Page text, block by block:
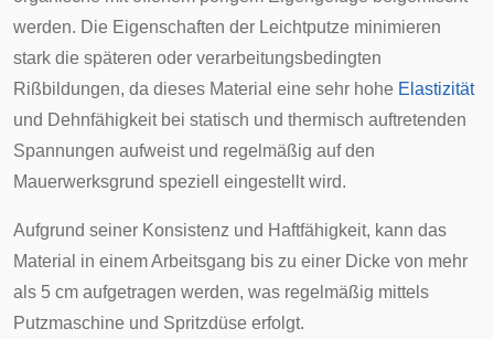
werden. Die Eigenschaften der Leichtputze minimieren
stark die späteren oder verarbeitungsbedingten
Rißbildungen, da dieses Material eine sehr hohe Elastizität
und Dehnfähigkeit bei statisch und thermisch auftretenden
Spannungen aufweist und regelmäßig auf den
Mauerwerksgrund speziell eingestellt wird.
Aufgrund seiner Konsistenz und Haftfähigkeit, kann das
Material in einem Arbeitsgang bis zu einer Dicke von mehr
als 5 cm aufgetragen werden, was regelmäßig mittels
Putzmaschine und Spritzdüse erfolgt.